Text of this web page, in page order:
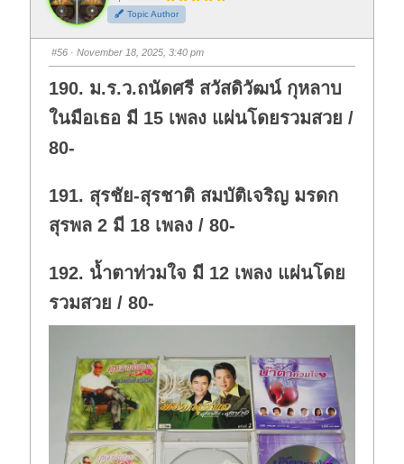
h
u
m
b
d
o
n
.
h
u
m
b
u
p
Topic Author
#56 · November 18, 2025, 3:40 pm
190. ม.ร.ว.ถนัดศรี สวัสดิวัฒน์ กุหลาบ
ในมือเธอ มี 15 เพลง แผ่นโดยรวมสวย /
80-
191. สุรชัย-สุรชาติ สมบัติเจริญ มรดก
สุรพล 2 มี 18 เพลง / 80-
192. น้ำตาท่วมใจ มี 12 เพลง แผ่นโดย
รวมสวย / 80-